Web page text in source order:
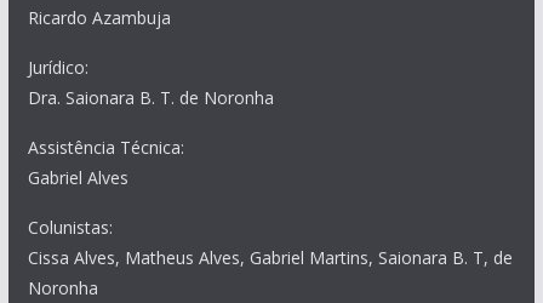
Ricardo Azambuja
Jurídico:
Dra. Saionara B. T. de Noronha
Assistência Técnica:
Gabriel Alves
Colunistas:
Cissa Alves, Matheus Alves, Gabriel Martins, Saionara B. T, de
Noronha